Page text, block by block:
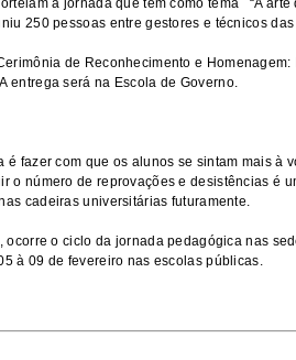
a jornada que tem como tema “A
250 pessoas entre gestores e técnicos
de Reconhecimento e
entrega será na Escola de Governo.
é fazer com que os alunos se sintam mais à
o número de reprovações e desistências é
cadeiras universitárias futuramente.
ocorre o ciclo da jornada pedagógica nas
à 09 de fevereiro nas escolas públicas.